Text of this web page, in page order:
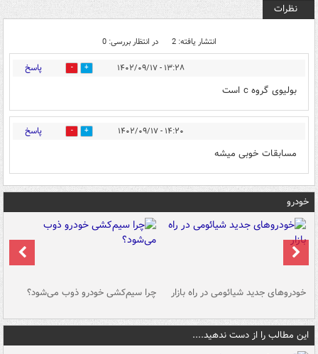
نظرات
انتشار یافته: 2 در انتظار بررسی: 0
۱۳:۲۸ - ۱۴۰۲/۰۹/۱۷ 1 پاسخ
بولیوی گروه c است
۱۴:۲۰ - ۱۴۰۲/۰۹/۱۷ 1 پاسخ
مسابقات خوبی میشه
خودرو
خودروهای جدید شیائومی در راه بازار چرا سیم‌کشی خودرو ذوب می‌شود؟
این مطالب را از دست ندهید....